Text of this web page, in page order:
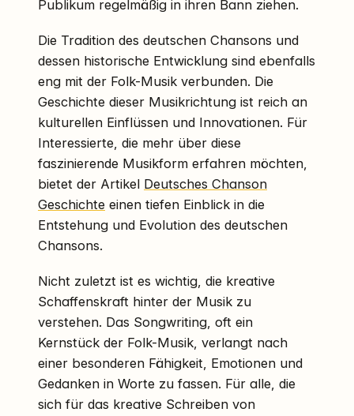
Publikum regelmäßig in ihren Bann ziehen.
Die Tradition des deutschen Chansons und
dessen historische Entwicklung sind ebenfalls
eng mit der Folk-Musik verbunden. Die
Geschichte dieser Musikrichtung ist reich an
kulturellen Einflüssen und Innovationen. Für
Interessierte, die mehr über diese
faszinierende Musikform erfahren möchten,
bietet der Artikel Deutsches Chanson
Geschichte einen tiefen Einblick in die
Entstehung und Evolution des deutschen
Chansons.
Nicht zuletzt ist es wichtig, die kreative
Schaffenskraft hinter der Musik zu
verstehen. Das Songwriting, oft ein
Kernstück der Folk-Musik, verlangt nach
einer besonderen Fähigkeit, Emotionen und
Gedanken in Worte zu fassen. Für alle, die
sich für das kreative Schreiben von